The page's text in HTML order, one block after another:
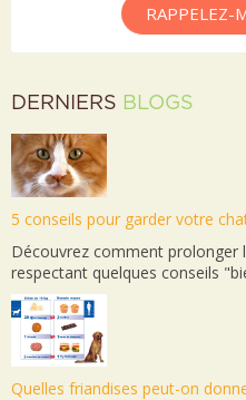
RAPPELEZ-
DERNIERS BLOGS
5 conseils pour garder votre
Découvrez comment prolonger
respectant quelques conseils
Quelles friandises peut-on